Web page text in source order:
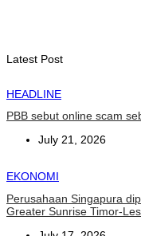
Latest Post
HEADLINE
PBB sebut online scam
July 21, 2026
EKONOMI
Perusahaan Singapura
Greater Sunrise Timor-